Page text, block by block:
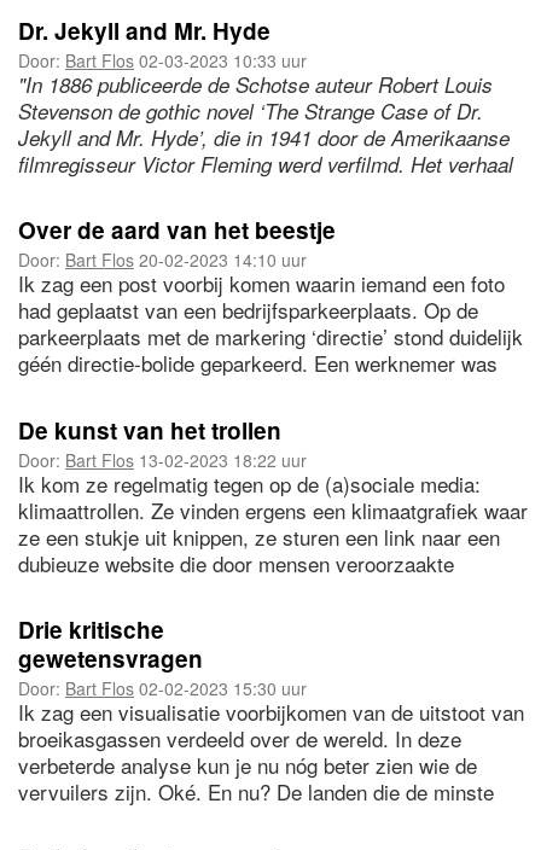
— ‘Van een beetje hard werken is nog nooit iemand dood
gegaan’.
Heel begrijpelijk.
Dr. Jekyll and Mr. Hyde
Door: Bart Flos 02-03-2023 10:33 uur
"In 1886 publiceerde de Schotse auteur Robert Louis
Stevenson de gothic novel ‘The Strange Case of Dr.
Jekyll and Mr. Hyde’, die in 1941 door de Amerikaanse
filmregisseur Victor Fleming werd verfilmd. Het verhaal
een sympathieke persoon van goede natuur, Henry
Jekyll, onder invloed van een chemisch brouwsel
transformeert tot een moorddadige crimineel, Edward
Hyde."
Over de aard van het beestje
Door: Bart Flos 20-02-2023 14:10 uur
Ik zag een post voorbij komen waarin iemand een foto
had geplaatst van een bedrijfsparkeerplaats. Op de
parkeerplaats met de markering ‘directie’ stond duidelijk
géén directie-bolide geparkeerd. Een werknemer was
zetten.
De kunst van het trollen
Door: Bart Flos 13-02-2023 18:22 uur
Ik kom ze regelmatig tegen op de (a)sociale media:
klimaattrollen. Ze vinden ergens een klimaatgrafiek waar
ze een stukje uit knippen, ze sturen een link naar een
dubieuze website die door mensen veroorzaakte
het óók heel warm’.
Drie kritische
gewetensvragen
Door: Bart Flos 02-02-2023 15:30 uur
Ik zag een visualisatie voorbijkomen van de uitstoot van
broeikasgassen verdeeld over de wereld. In deze
verbeterde analyse kun je nu nóg beter zien wie de
vervuilers zijn. Oké. En nu? De landen die de minste